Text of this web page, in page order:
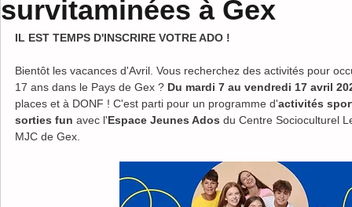
survitaminées à Gex
IL EST TEMPS D'INSCRIRE VOTRE ADO !
Bientôt les vacances d'Avril. Vous recherchez des activités pour
17 ans dans le Pays de Gex ? Du mardi 7 au vendredi 17 avril
places et à DONF ! C'est parti pour un programme d'activités
sorties fun avec l'Espace Jeunes Ados du Centre Socioculturel
MJC de Gex.